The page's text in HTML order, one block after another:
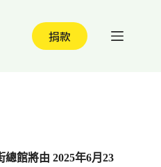
捐款
總館將由 2025年6月23